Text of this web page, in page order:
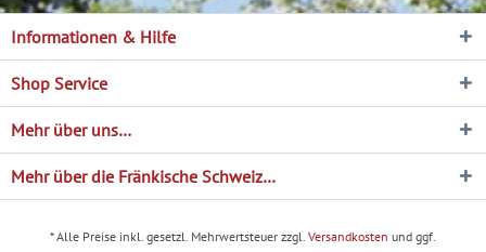
Informationen & Hilfe
Shop Service
Mehr über uns…
Mehr über die Fränkische Schweiz…
* Alle Preise inkl. gesetzl. Mehrwertsteuer zzgl. Versandkosten und ggf.